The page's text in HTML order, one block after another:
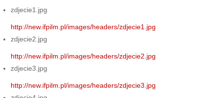
zdjecie1.jpg
http://new.ifpilm.pl/images/headers/zdjecie1.jpg
zdjecie2.jpg
http://new.ifpilm.pl/images/headers/zdjecie2.jpg
zdjecie3.jpg
http://new.ifpilm.pl/images/headers/zdjecie3.jpg